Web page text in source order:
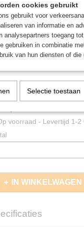
GAMING
voorraad - Levertijd 1-2
IN WINKELWAGEN
cookies gebruikt
gebruikt voor
van informatie en
analysepartners toegang
gebruiken in combinatie
van hun diensten of die
Selectie toestaan